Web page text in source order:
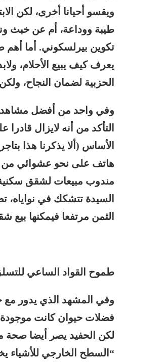
ويقسو أحيانا أخرى، لكن
طيبة ووداعة، أم عن خبث
تكوين بيرلسكوني. أما أهم
الحزبية لضمان النجاح،
وفي واحد من أفضل مشاهد
التأكد من أنه لايزال
الأساس (ألا يذكرنا هذا
هاتف على نحو عشوائي من
مندوب مبيعات لشقق
السيدة تتشكك في نواياه،
الثمن مرتفعا فيمكنها بيع
طموح القواد الساعي
وفي المشهد الذي يدور
فضلات حيوان كانت
لكن الحفيد يصر أيضا صحة
“السطح الخارجي للأشياء